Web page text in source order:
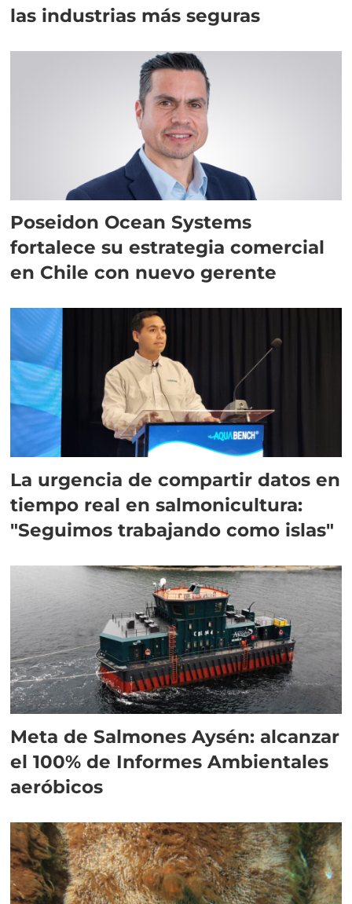
las industrias más seguras
Poseidon Ocean Systems
fortalece su estrategia comercial
en Chile con nuevo gerente
La urgencia de compartir datos en
tiempo real en salmonicultura:
"Seguimos trabajando como islas"
Meta de Salmones Aysén: alcanzar
el 100% de Informes Ambientales
aeróbicos